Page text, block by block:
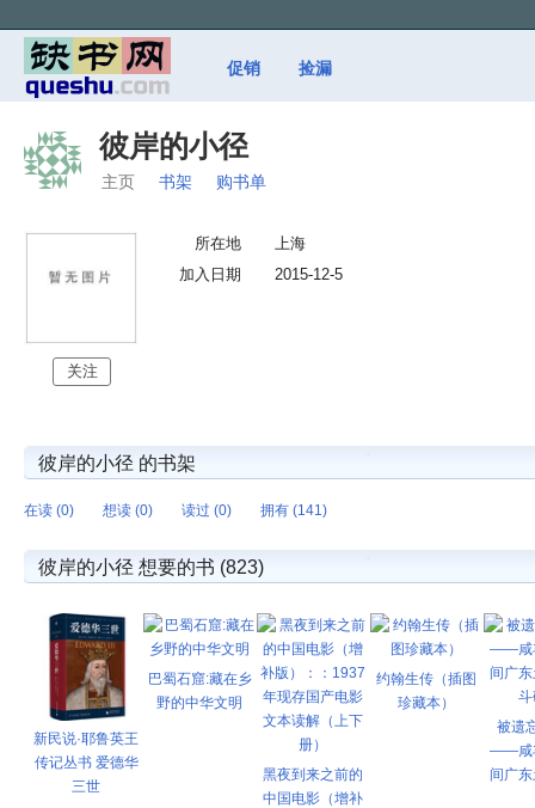
促销 捡漏
彼岸的小径
主页 书架 购书单
关注
所在地
上海
加入日期
2015-12-5
彼岸的小径 的书架
在读 (0) 想读 (0) 读过 (0) 拥有 (141)
彼岸的小径 想要的书 (823)
新民说·耶鲁英王
传记丛书 爱德华
三世
巴蜀石窟:藏在乡
野的中华文明
黑夜到来之前的
中国电影（增补
约翰生传（插图
珍藏本）
被遗
——咸
间广